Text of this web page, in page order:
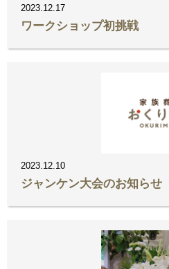
2023.12.17
ワークショップ初挑戦
2023.12.10
ジャンケン大会のお知らせ